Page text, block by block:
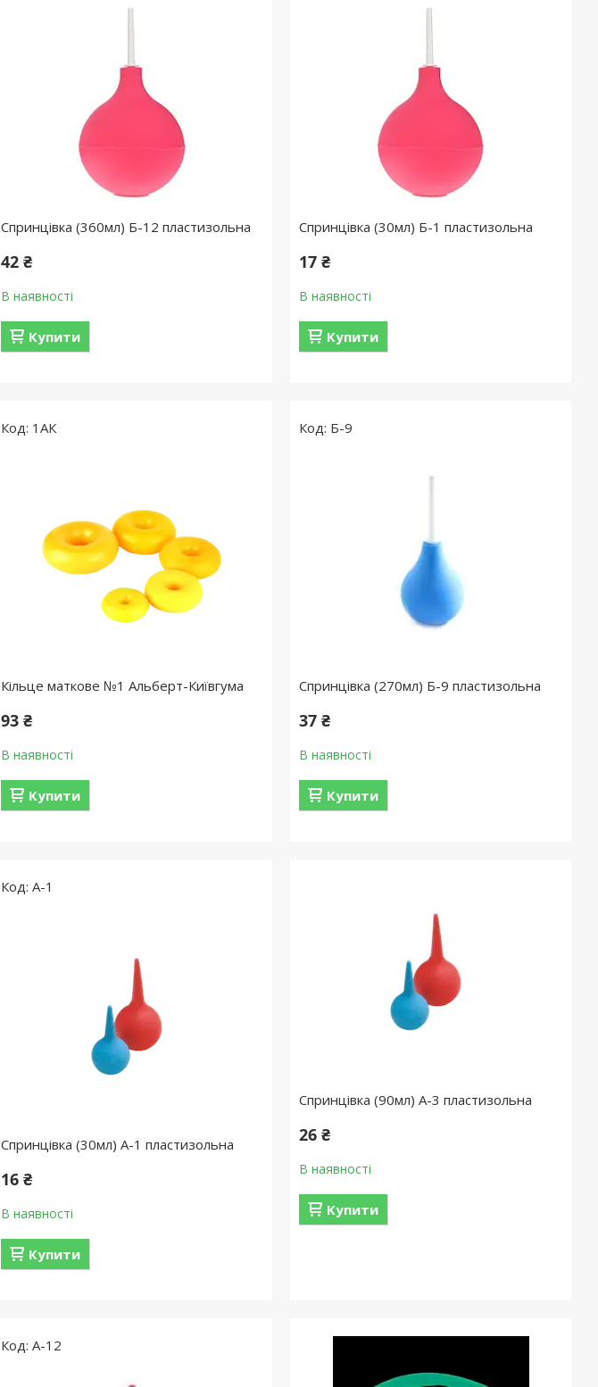
Спринцівка (360мл) Б-12 пластизольна
42 ₴
В наявності
Купити
Спринцівка (30мл) Б-1 пластизольна
17 ₴
В наявності
Купити
1АК
Кільце маткове №1 Альберт-Київгума
93 ₴
В наявності
Купити
Б-9
Спринцівка (270мл) Б-9 пластизольна
37 ₴
В наявності
Купити
А-1
Спринцівка (30мл) А-1 пластизольна
16 ₴
В наявності
Купити
Спринцівка (90мл) А-3 пластизольна
26 ₴
В наявності
Купити
А-12